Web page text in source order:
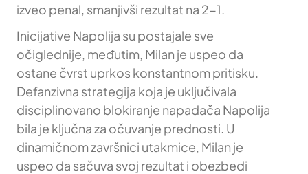
izveo penal, smanjivši rezultat na 2-1.
Inicijative Napolija su postajale sve
očiglednije, međutim, Milan je uspeo da
ostane čvrst uprkos konstantnom pritisku.
Defanzivna strategija koja je uključivala
disciplinovano blokiranje napadača Napolija
bila je ključna za očuvanje prednosti. U
dinamičnom završnici utakmice, Milan je
uspeo da sačuva svoj rezultat i obezbedi